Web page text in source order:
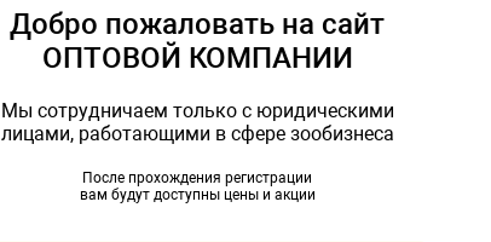
Добро пожаловать на сайт
ОПТОВОЙ КОМПАНИИ
Мы сотрудничаем только с юридическими
лицами, работающими в сфере зообизнеса
После прохождения регистрации
вам будут доступны цены и акции